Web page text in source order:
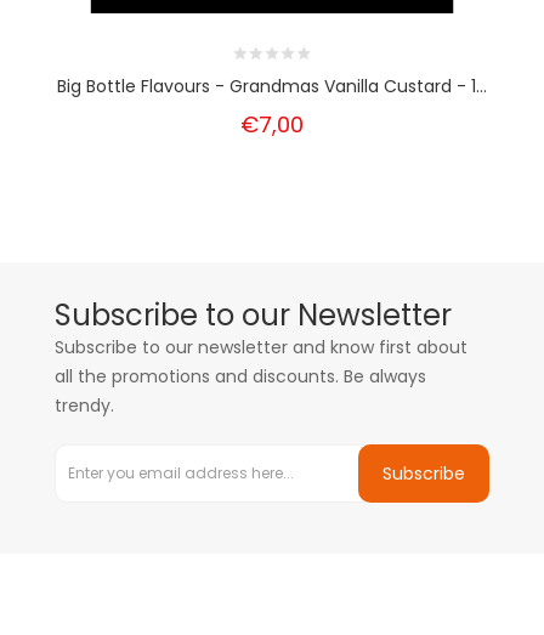
Big Bottle Flavours - Grandmas Vanilla Custard - 1...
€7,00
Subscribe to our Newsletter
Subscribe to our newsletter and know first about
all the promotions and discounts. Be always
trendy.
Subscribe